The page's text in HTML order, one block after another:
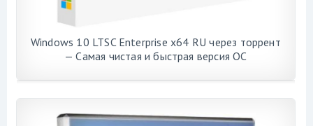
Windows 10 LTSC Enterprise x64 RU через торрент
— Самая чистая и быстрая версия ОС